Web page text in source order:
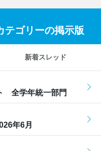
テゴリーの掲示版
新着スレッド
全学年統一部門
年6月